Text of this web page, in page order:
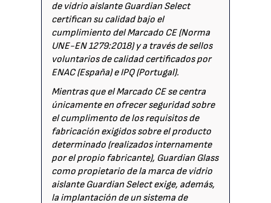
de vidrio aislante Guardian Select
certifican su calidad bajo el
cumplimiento del Marcado CE (Norma
UNE-EN 1279:2018) y a través de sellos
voluntarios de calidad certificados por
ENAC (España) e IPQ (Portugal).
Mientras que el Marcado CE se centra
únicamente en ofrecer seguridad sobre
el cumplimento de los requisitos de
fabricación exigidos sobre el producto
determinado (realizados internamente
por el propio fabricante), Guardian Glass
como propietario de la marca de vidrio
aislante Guardian Select exige, además,
la implantación de un sistema de